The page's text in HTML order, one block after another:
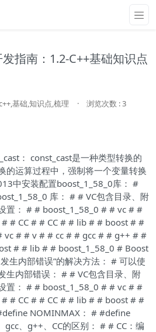
指南：1.2-C++基础知识点
基础,知识点,梳理 · 浏览次数 : 3
： const_cast是一种类型转换的
的运算过程中，强制将一个变量转换
中安装配置boost_1_58_0库： #
库： # # VC包含目录、附
置： # # boost_1_58_0 # # vc # #
# CC # # CC # # lib # # boost # #
vc # # v # # cc # # gcc # # g++ # #
# # lib # # boost_1_58_0 # Boost
生内部错误”的解决方法： # 可以使
生内部错误： # # VC包含目录、附
置： # # boost_1_58_0 # # vc # #
# CC # # CC # # lib # # boost # #
NOMINMAX： # #define
、g++、CC的区别： # # CC：编